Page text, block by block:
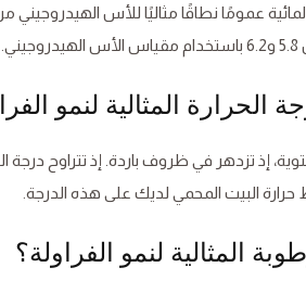
البيت المحمي لديك على هذه الدرجة.